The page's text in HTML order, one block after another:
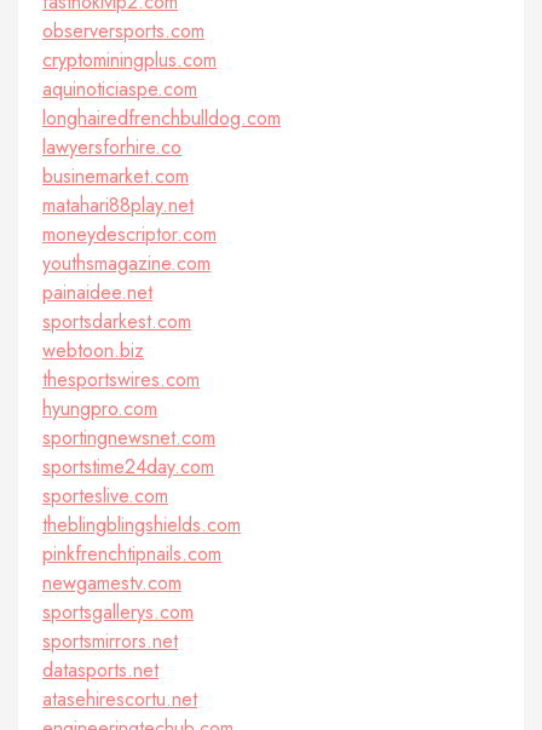
observersports.com
cryptominingplus.com
aquinoticiaspe.com
longhairedfrenchbulldog.com
lawyersforhire.co
businemarket.com
matahari88play.net
moneydescriptor.com
youthsmagazine.com
painaidee.net
sportsdarkest.com
webtoon.biz
thesportswires.com
hyungpro.com
sportingnewsnet.com
sportstime24day.com
sporteslive.com
theblingblingshields.com
pinkfrenchtipnails.com
newgamestv.com
sportsgallerys.com
sportsmirrors.net
datasports.net
atasehirescortu.net